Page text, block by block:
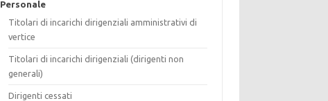
Personale
Titolari di incarichi dirigenziali amministrativi di
vertice
Titolari di incarichi dirigenziali (dirigenti non
generali)
Dirigenti cessati